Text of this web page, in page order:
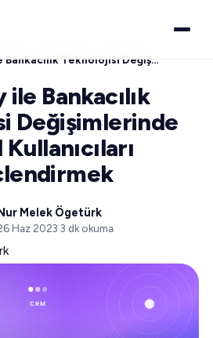
Spechy ile Bankacılık Teknolojisi Değişimlerinde Dijital Kullanıcıları Güçlendirmek
Bankacılık
Değişimlerinde
Melek Ögetürk
Haz 2023·3 dk okuma